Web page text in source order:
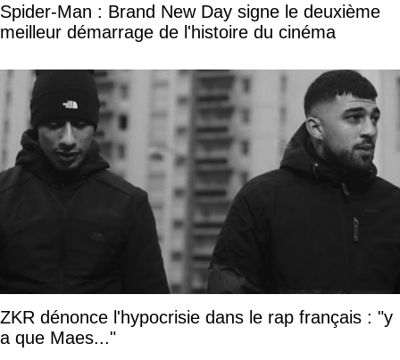
Spider-Man : Brand New Day signe le deuxième
meilleur démarrage de l'histoire du cinéma
ZKR dénonce l'hypocrisie dans le rap français : "y
a que Maes..."